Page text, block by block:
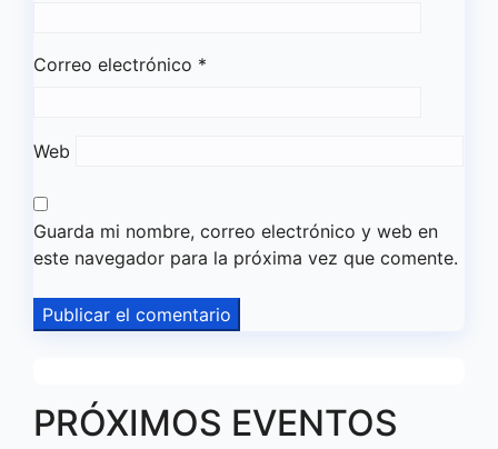
Correo electrónico *
Web
Guarda mi nombre, correo electrónico y web en
este navegador para la próxima vez que comente.
PRÓXIMOS EVENTOS